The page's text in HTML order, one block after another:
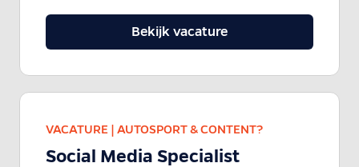
Bekijk vacature
VACATURE | AUTOSPORT & CONTENT?
Social Media Specialist